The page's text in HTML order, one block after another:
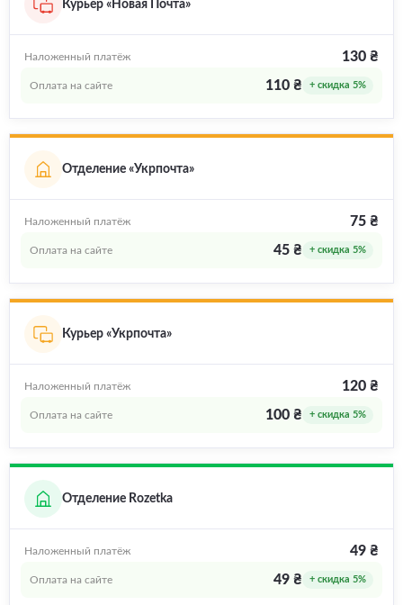
Курьер «Новая Почта»
Наложенный платёж 130 ₴
Оплата на сайте 110 ₴ + скидка 5%
Отделение «Укрпочта»
Наложенный платёж 75 ₴
Оплата на сайте 45 ₴ + скидка 5%
Курьер «Укрпочта»
Наложенный платёж 120 ₴
Оплата на сайте 100 ₴ + скидка 5%
Отделение Rozetka
Наложенный платёж 49 ₴
Оплата на сайте 49 ₴ + скидка 5%